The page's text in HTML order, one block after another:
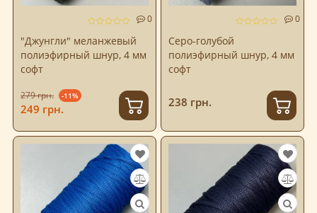
0
"Джунгли" меланжевый
полиэфирный шнур, 4 мм
софт
279 грн. -11%
249 грн.
0
Серо-голубой
полиэфирный шнур, 4 мм
софт
238 грн.